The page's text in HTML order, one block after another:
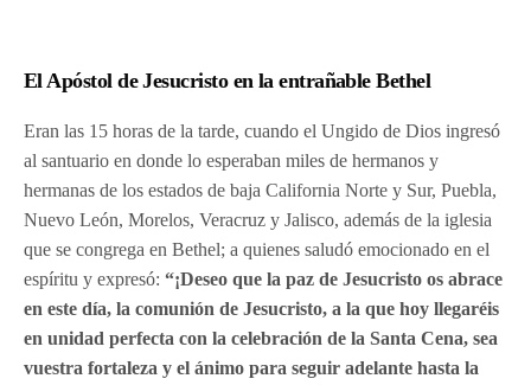
El Apóstol de Jesucristo en la entrañable Bethel
Eran las 15 horas de la tarde, cuando el Ungido de Dios ingresó
al santuario en donde lo esperaban miles de hermanos y
hermanas de los estados de baja California Norte y Sur, Puebla,
Nuevo León, Morelos, Veracruz y Jalisco, además de la iglesia
que se congrega en Bethel; a quienes saludó emocionado en el
espíritu y expresó:“¡Deseo que la paz de Jesucristo os abrace
en este día, la comunión de Jesucristo, a la que hoy llegaréis
en unidad perfecta con la celebración de la Santa Cena, sea
vuestra fortaleza y el ánimo para seguir adelante hasta la